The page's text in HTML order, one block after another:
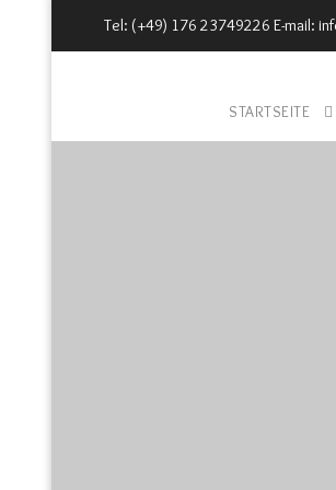
Tel: (+49) 176 23749226 E-mail:
STARTSEITE